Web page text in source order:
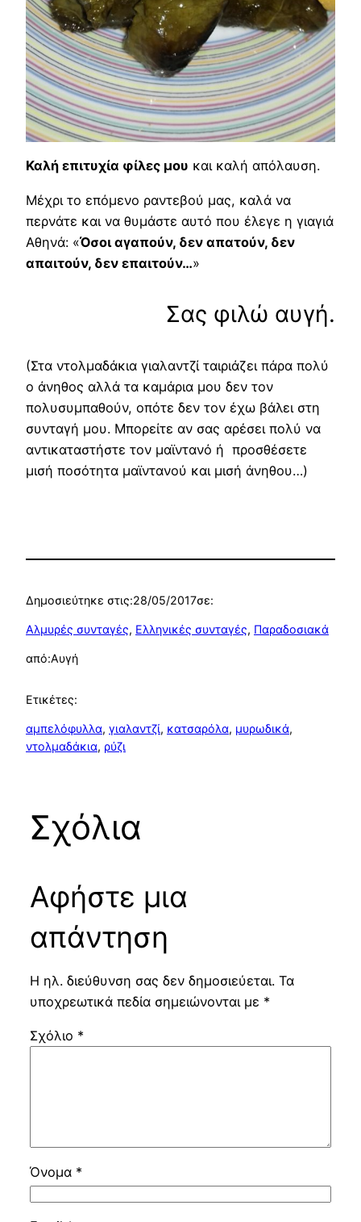
Καλή επιτυχία φίλες μου και καλή απόλαυση.
Μέχρι το επόμενο ραντεβού μας, καλά να
περνάτε και να θυμάστε αυτό που έλεγε η γιαγιά
Αθηνά: «Όσοι αγαπούν, δεν απατούν, δεν
απαιτούν, δεν επαιτούν…»
Σας φιλώ αυγή.
(Στα ντολμαδάκια γιαλαντζί ταιριάζει πάρα πολύ
ο άνηθος αλλά τα καμάρια μου δεν τον
πολυσυμπαθούν, οπότε δεν τον έχω βάλει στη
συνταγή μου. Μπορείτε αν σας αρέσει πολύ να
αντικαταστήστε τον μαϊντανό ή προσθέσετε
μισή ποσότητα μαϊντανού και μισή άνηθου…)
Δημοσιεύτηκε στις:28/05/2017σε:
Αλμυρές συνταγές, Ελληνικές συνταγές, Παραδοσιακά
από:Αυγή
Ετικέτες:
αμπελόφυλλα, γιαλαντζί, κατσαρόλα, μυρωδικά
ντολμαδάκια, ρύζι
Σχόλια
Αφήστε μια
απάντηση
Η ηλ. διεύθυνση σας δεν δημοσιεύεται. Τα
υποχρεωτικά πεδία σημειώνονται με *
Σχόλιο *
Όνομα *